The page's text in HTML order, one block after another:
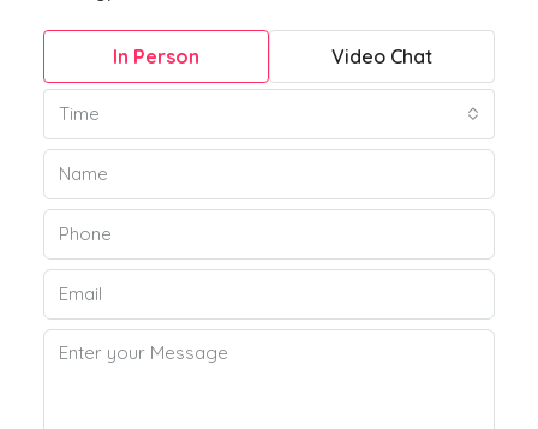
In Person Video Chat
Time